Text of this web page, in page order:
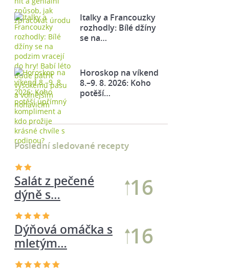
Italky a Francouzky
rozhodly: Bílé džíny
se na…
Horoskop na víkend
8.–9. 8. 2026: Koho
potěší…
Poslední sledované recepty
Salát z pečené
dýně s…
16
Dýňová omáčka s
mletým…
16